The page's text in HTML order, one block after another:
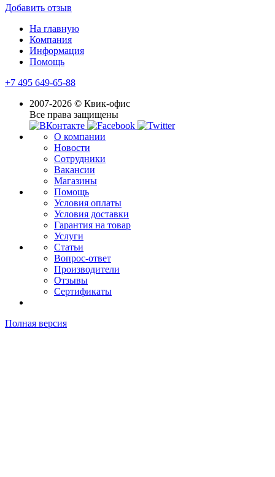
Добавить отзыв
На главную
Компания
Информация
Помощь
+7 495 649-65-88
2007-2026 © Квик-офис
Все права защищены
О компании
Новости
Сотрудники
Вакансии
Магазины
Помощь
Условия оплаты
Условия доставки
Гарантия на товар
Услуги
Статьи
Вопрос-ответ
Производители
Отзывы
Сертификаты
Полная версия